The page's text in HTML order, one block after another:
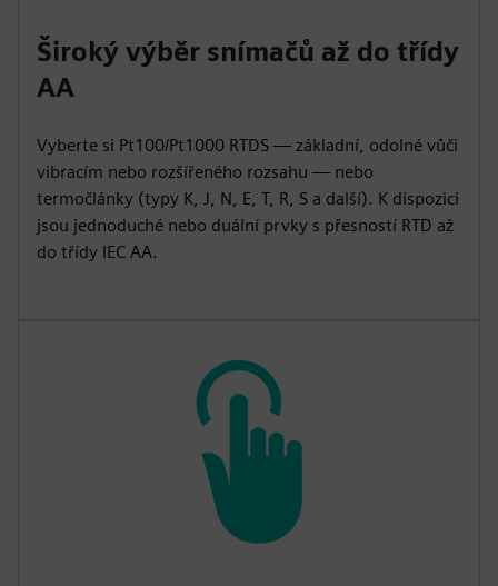
Široký výběr snímačů až do třídy
AA
Vyberte si Pt100/Pt1000 RTDS — základní, odolné vůči
vibracím nebo rozšířeného rozsahu — nebo
termočlánky (typy K, J, N, E, T, R, S a další). K dispozici
jsou jednoduché nebo duální prvky s přesností RTD až
do třídy IEC AA.